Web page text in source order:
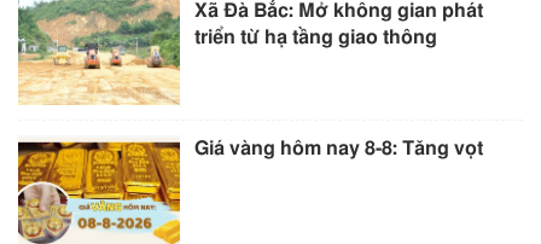
Xã Đà Bắc: Mở không gian phát
triển từ hạ tầng giao thông
Giá vàng hôm nay 8-8: Tăng vọt